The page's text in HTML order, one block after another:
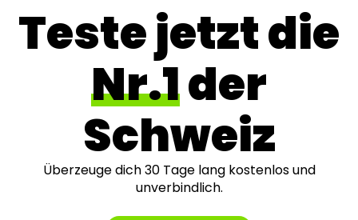
Teste jetzt die
Nr.1der
Schweiz
Überzeuge dich 30 Tage lang kostenlos und
unverbindlich.